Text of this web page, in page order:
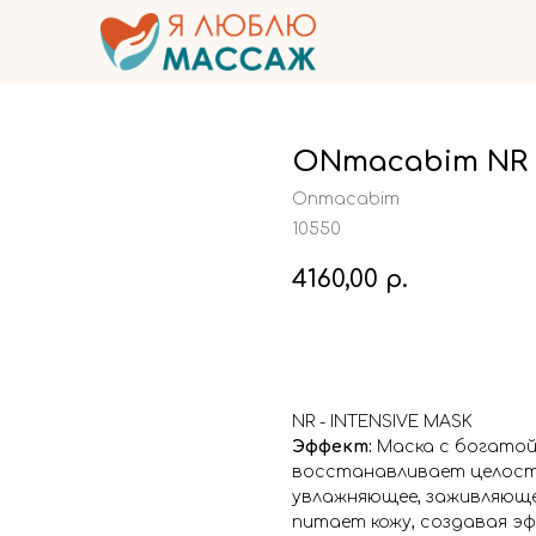
ONmacabim
Onmacabim
10550
4160,00 р.
NR - INTENSIVE MASK
Эффект: Маска с
восстанавливает
увлажняющее,
питает кожу, создавая